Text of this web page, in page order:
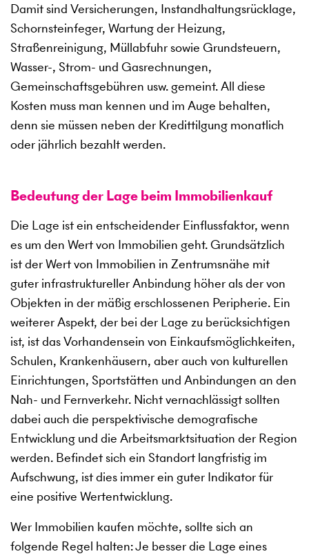
Damit sind Versicherungen, Instandhaltungsrücklage,
Schornsteinfeger, Wartung der Heizung,
Straßenreinigung, Müllabfuhr sowie Grundsteuern,
Wasser-, Strom- und Gasrechnungen,
Gemeinschaftsgebühren usw. gemeint. All diese
Kosten muss man kennen und im Auge behalten,
denn sie müssen neben der Kredittilgung monatlich
oder jährlich bezahlt werden.
Bedeutung der Lage beim Immobilienkauf
Die Lage ist ein entscheidender Einflussfaktor, wenn
es um den Wert von Immobilien geht. Grundsätzlich
ist der Wert von Immobilien in Zentrumsnähe mit
guter infrastruktureller Anbindung höher als der von
Objekten in der mäßig erschlossenen Peripherie. Ein
weiterer Aspekt, der bei der Lage zu berücksichtigen
ist, ist das Vorhandensein von Einkaufsmöglichkeiten,
Schulen, Krankenhäusern, aber auch von kulturellen
Einrichtungen, Sportstätten und Anbindungen an den
Nah- und Fernverkehr. Nicht vernachlässigt sollten
dabei auch die perspektivische demografische
Entwicklung und die Arbeitsmarktsituation der Region
werden. Befindet sich ein Standort langfristig im
Aufschwung, ist dies immer ein guter Indikator für
eine positive Wertentwicklung.
Wer Immobilien kaufen möchte, sollte sich an
folgende Regel halten: Je besser die Lage eines